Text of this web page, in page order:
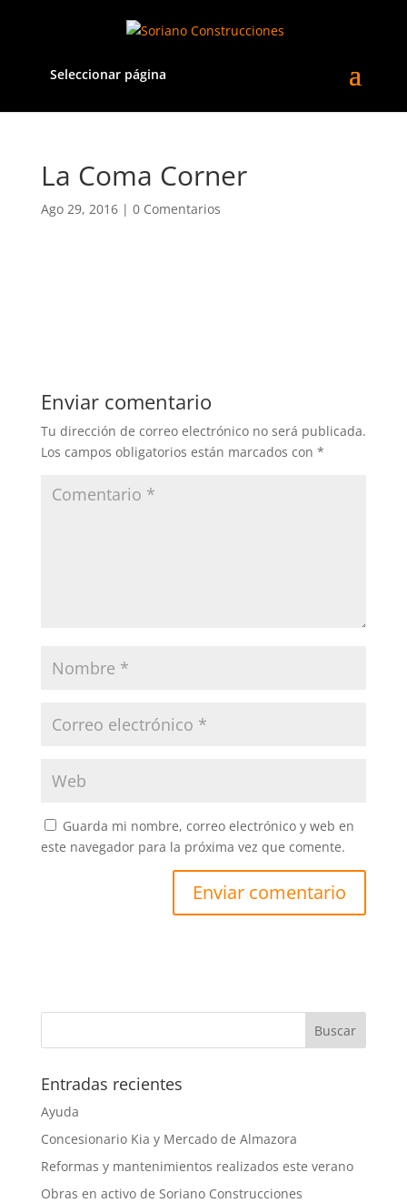
Seleccionar página
La Coma Corner
Ago 29, 2016| 0 Comentarios
Enviar comentario
Tu dirección de correo electrónico no será publicada.
Los campos obligatorios están marcados con *
Guarda mi nombre, correo electrónico y web en
este navegador para la próxima vez que comente.
Entradas recientes
Ayuda
Concesionario Kia y Mercado de Almazora
Reformas y mantenimientos realizados este verano
Obras en activo de Soriano Construcciones